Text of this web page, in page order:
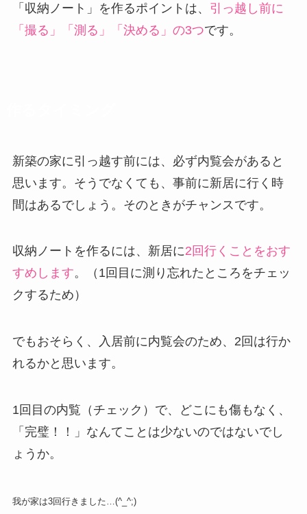
「収納ノート」を作るポイントは、 引っ越し前に
「撮る」「測る」「決める」の3つです。
新築の家に引っ越す前には、必ず内覧会があると
思います。そうでなくても、事前に新居に行く時
間はあるでしょう。そのときがチャンスです。
収納ノートを作るには、新居に2回行くことをおす
すめします。（1回目に測り忘れたところをチェッ
クするため）
でもおそらく、入居前に内覧会のため、2回は行か
れるかと思います。
1回目の内覧（チェック）で、どこにも傷もなく、
「完璧！！」なんてことは少ないのではないでし
ょうか。
我が家は3回行きました…(^_^;)